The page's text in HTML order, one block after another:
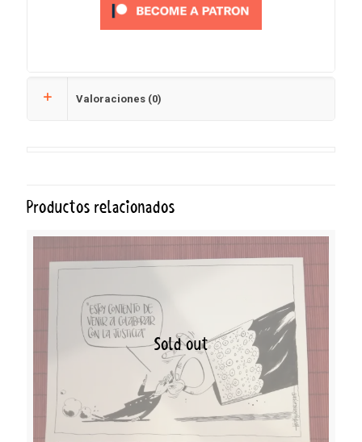
Valoraciones (0)
Productos relacionados
Sold out